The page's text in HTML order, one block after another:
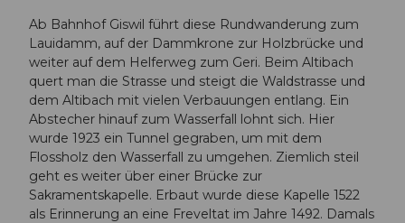
Ab Bahnhof Giswil führt diese Rundwanderung zum
Lauidamm, auf der Dammkrone zur Holzbrücke und
weiter auf dem Helferweg zum Geri. Beim Altibach
quert man die Strasse und steigt die Waldstrasse und
dem Altibach mit vielen Verbauungen entlang. Ein
Abstecher hinauf zum Wasserfall lohnt sich. Hier
wurde 1923 ein Tunnel gegraben, um mit dem
Flossholz den Wasserfall zu umgehen. Ziemlich steil
geht es weiter über einer Brücke zur
Sakramentskapelle. Erbaut wurde diese Kapelle 1522
als Erinnerung an eine Freveltat im Jahre 1492. Damals